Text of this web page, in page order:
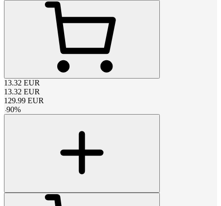
13.32 EUR
13.32 EUR
129.99 EUR
-90%